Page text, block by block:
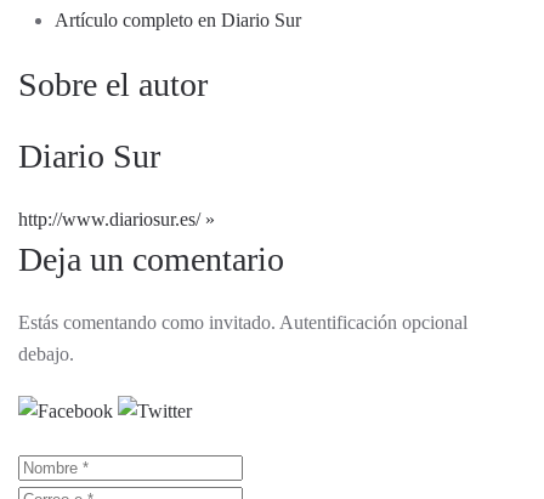
Artículo completo en Diario Sur
Sobre el autor
Diario Sur
http://www.diariosur.es/
Deja un comentario
Estás comentando como invitado. Autentificación opcional
debajo.